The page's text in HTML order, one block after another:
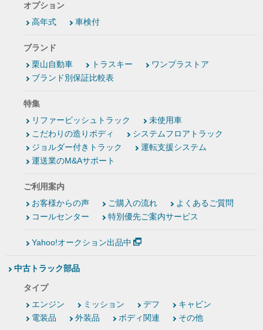
オプション
高年式
車検付
ブランド
栗山自動車
トラスキー
ワンプラストア
ブランド別保証比較表
特集
リファービッシュトラック
未使用車
こだわりの造りボディ
システムフロアトラック
ジョルダー付きトラック
運転支援システム
運送業のM&Aサポート
ご利用案内
お客様からの声
ご購入の流れ
よくあるご質問
コールセンター
特別優先ご案内サービス
Yahoo!オークション出品中
中古トラック部品
タイプ
エンジン
ミッション デフ
キャビン
電装品
外装品 ボディ関連 その他